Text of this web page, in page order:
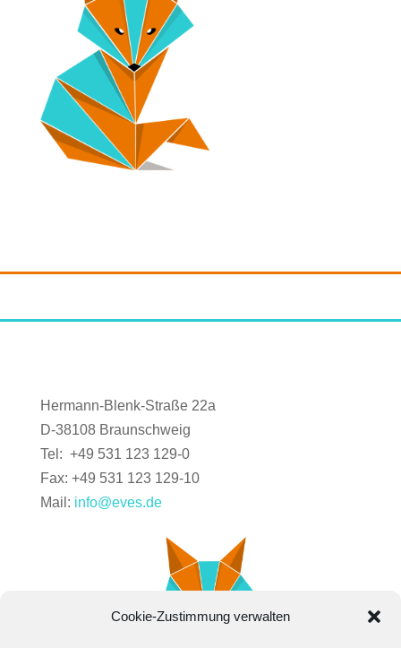
Cookie-Zustimmung verwalten
Hermann-Blenk-Straße 22a
D-38108 Braunschweig
Tel: +49 531 123 129-0
Fax: +49 531 123 129-10
Mail: info@eves.de